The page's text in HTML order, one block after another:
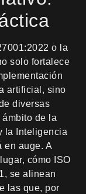
o la
solo fortalece
artificial, sino
diversas
de la
la Inteligencia
en auge. A
cómo ISO
se alinean
las que, por